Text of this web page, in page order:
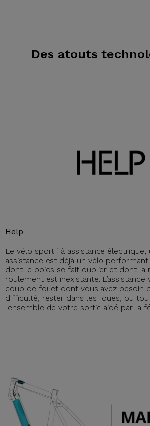
Des atouts
Help
Le vélo sportif à assistance électrique,
assistance est déjà un vélo
dont le poids se fait oublier et dont la
roulement est inexistante. L’assistance
coup de fouet dont vous avez besoin
difficulté, rester dans les roues, ou
l’ensemble de votre sortie aidé par la